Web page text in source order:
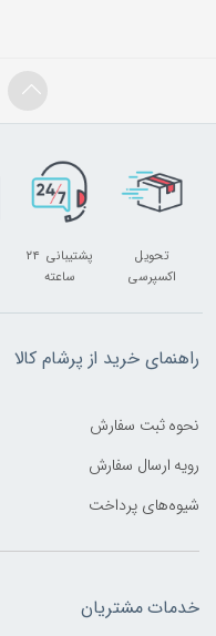
تحویل
اکسپرسی
پشتیبانی ۲۴
ساعته
راهنمای خرید از پرشام کالا
نحوه ثبت سفارش
رویه ارسال سفارش
شیوه‌های پرداخت
خدمات مشتریان